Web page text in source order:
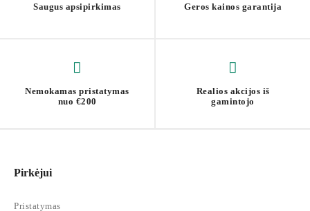
Saugus apsipirkimas Geros kainos garantija
Nemokamas pristatymas
nuo €200
Realios akcijos iš
gamintojo
Pirkėjui
Pristatymas